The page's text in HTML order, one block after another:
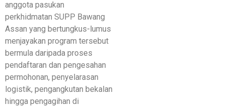
anggota pasukan
perkhidmatan SUPP Bawang
Assan yang bertungkus-lumus
menjayakan program tersebut
bermula daripada proses
pendaftaran dan pengesahan
permohonan, penyelarasan
logistik, pengangkutan bekalan
hingga pengagihan di